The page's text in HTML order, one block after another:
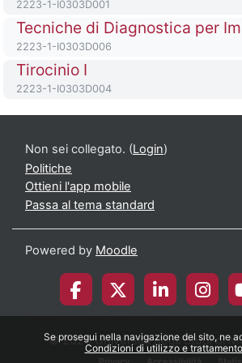
Se prosegui nella navigazione del sito, ne
Condizioni di utilizzo e
2223-1-I0303D001
Titolo del corso
Codice identificativo del corso
2223-1-I0303D006
Titolo del corso
Tirocinio I
Codice identificativo del corso
2223-1-I0303D004
Non sei collegato. (Login)
Politiche
Ottieni l'app mobile
Passa al tema standard
Powered by Moodle
© 2026 Università degli Studi di